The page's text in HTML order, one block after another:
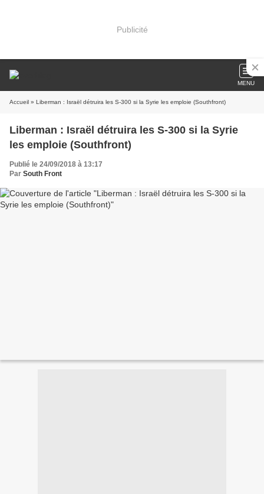
Publicité
MENU
Accueil » Liberman : Israël détruira les S-300 si la Syrie les emploie (Southfront)
Liberman : Israël détruira les S-300 si la Syrie
les emploie (Southfront)
Publié le 24/09/2018 à 13:17
Par South Front